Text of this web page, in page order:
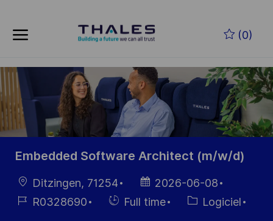
(0)
-
Embedded Software Architect (m/w/d)
localisation
Ditzingen, 71254
Date
d’affichage
2026-06-08
Référence
R0328690
HiringFull time Catégorie
Logiciel